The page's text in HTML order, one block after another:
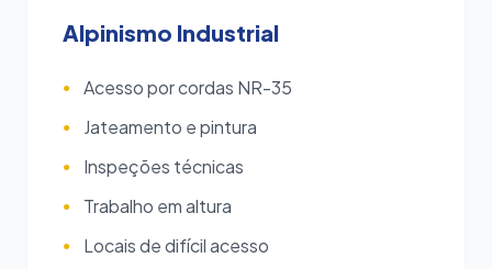
Alpinismo Industrial
● Acesso por cordas NR-35
● Jateamento e pintura
● Inspeções técnicas
● Trabalho em altura
● Locais de difícil acesso